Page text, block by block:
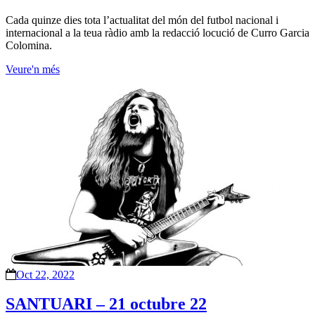
Cada quinze dies tota l’actualitat del món del futbol nacional i
internacional a la teua ràdio amb la redacció locució de Curro Garcia
Colomina.
Veure'n més
Oct 22, 2022
SANTUARI – 21 octubre 22